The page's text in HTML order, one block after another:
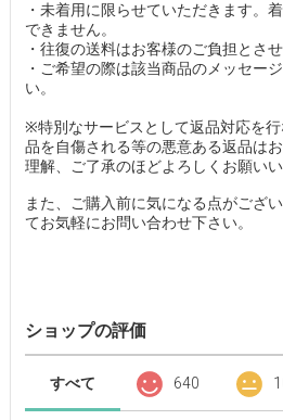
・未着用に限らせていただきます。
できません。
・往復の送料はお客様のご負担とさ
・ご希望の際は該当商品のメッセー
い。
※特別なサービスとして返品対応を
品を自傷される等の悪意ある返品は
理解、ご了承のほどよろしくお願いい
また、ご購入前に気になる点がござ
てお気軽にお問い合わせ下さい。
ショップの評価
すべて 640